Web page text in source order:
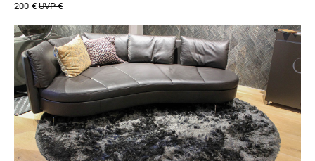
200 €UVP €